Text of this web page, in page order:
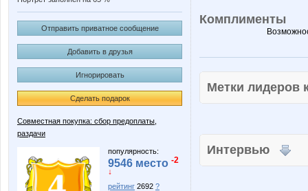
Отправить приватное сообщение
Добавить в друзья
Игнорировать
Сделать подарок
Совместная покупка: сбор предоплаты,
раздачи
популярность:
9546 место -2
↓
рейтинг 2692 ?
Комплименты
Метки
Интервью